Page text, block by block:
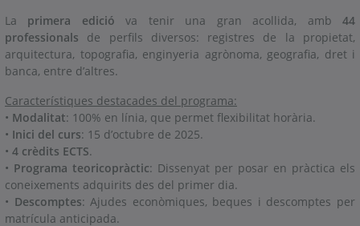
La primera edició va tenir una gran acollida, amb44
professionals de perfils diversos: registres de la propietat,
arquitectura, topografia, enginyeria agrònoma, geografia, dret i
banca, entre d’altres.
Característiques destacades del programa:
• Modalitat: 100% en línia, que permet flexibilitat horària.
• Inici del curs: 15 d’octubre de 2025.
• 4 crèdits ECTS.
• Programa teoricopràctic: Dissenyat per posar en pràctica els
coneixements adquirits des del primer dia.
• Descomptes: Ajudes econòmiques, beques i descomptes per
matrícula anticipada.